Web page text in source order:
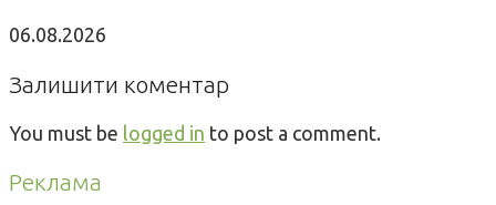
06.08.2026
Залишити коментар
You must be logged in to post a comment.
Реклама